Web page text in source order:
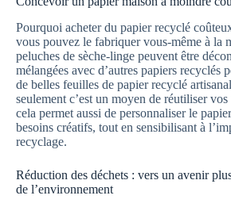
Pourquoi acheter du papier recyclé
vous pouvez le fabriquer vous-même à la
peluches de sèche-linge peuvent être
mélangées avec d’autres papiers recyclés
de belles feuilles de papier recyclé
seulement c’est un moyen de réutiliser vos
cela permet aussi de personnaliser le
besoins créatifs, tout en sensibilisant à
recyclage.
Réduction des déchets : vers un avenir
de l’environnement